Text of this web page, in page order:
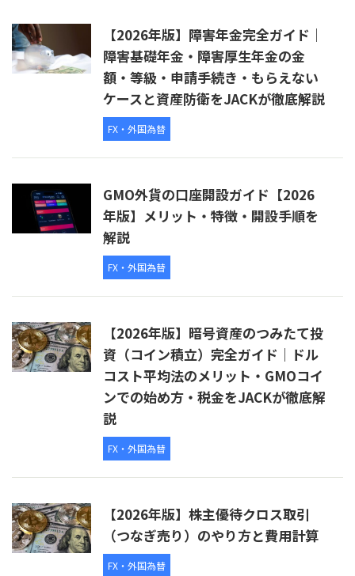
【2026年版】障害年金完全ガイド｜
障害基礎年金・障害厚生年金の金
額・等級・申請手続き・もらえない
ケースと資産防衛をJACKが徹底解説
FX・外国為替
GMO外貨の口座開設ガイド【2026
年版】メリット・特徴・開設手順を
解説
FX・外国為替
【2026年版】暗号資産のつみたて投
資（コイン積立）完全ガイド｜ドル
コスト平均法のメリット・GMOコイ
ンでの始め方・税金をJACKが徹底解
説
FX・外国為替
【2026年版】株主優待クロス取引
（つなぎ売り）のやり方と費用計算
FX・外国為替